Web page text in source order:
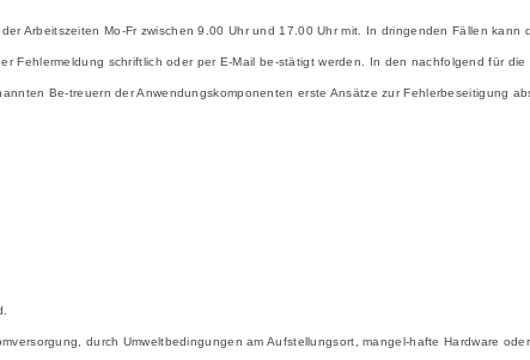
Arbeitszeiten Mo-Fr zwischen 9.00 Uhr und 17.00 Uhr mit. In dringenden Fällen kann
Fehlermeldung schriftlich oder per E-Mail be-stätigt werden. In den nachfolgend für die
Be-treuern der Anwendungskomponenten erste Ansätze zur Fehlerbeseitigung
durch Umweltbedingungen am Aufstellungsort, mangel-hafte Hardware